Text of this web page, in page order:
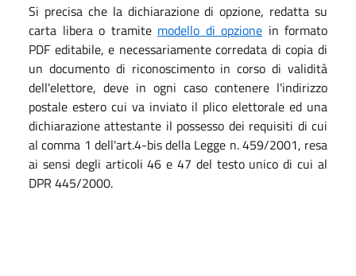
Si precisa che la dichiarazione di opzione, redatta su
carta libera o tramite modello di opzione in formato
PDF editabile, e necessariamente corredata di copia di
un documento di riconoscimento in corso di validità
dell'elettore, deve in ogni caso contenere l'indirizzo
postale estero cui va inviato il plico elettorale ed una
dichiarazione attestante il possesso dei requisiti di cui
al comma 1 dell'art.4-bis della Legge n. 459/2001, resa
ai sensi degli articoli 46 e 47 del testo unico di cui al
DPR 445/2000.